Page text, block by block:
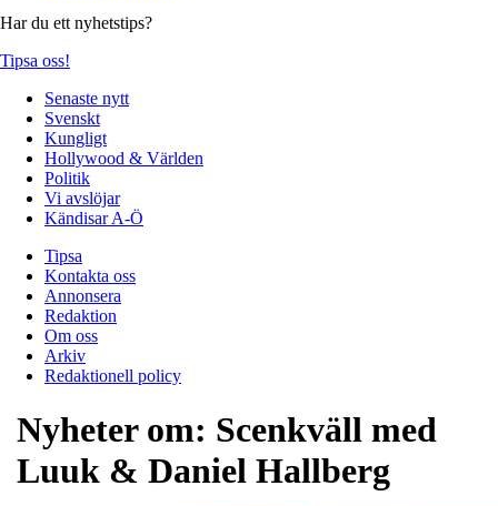
Har du ett nyhetstips?
Tipsa oss!
Senaste nytt
Svenskt
Kungligt
Hollywood & Världen
Politik
Vi avslöjar
Kändisar A-Ö
Tipsa
Kontakta oss
Annonsera
Redaktion
Om oss
Arkiv
Redaktionell policy
Nyheter om: Scenkväll med
Luuk & Daniel Hallberg